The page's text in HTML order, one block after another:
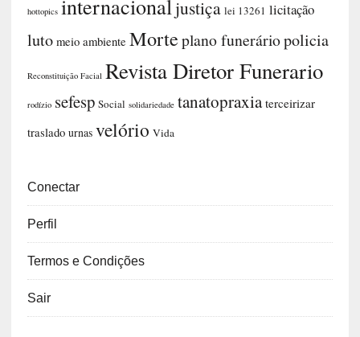
hottopics internacionaljustiça lei 13261 licitação
luto meio ambiente Morteplano funeráriopolicia
Reconstituição Facial Revista Diretor Funerario
rodízio sefesp Social solidariedade tanatopraxia terceirizar
traslado urnas velório Vida
Conectar
Perfil
Termos e Condições
Sair